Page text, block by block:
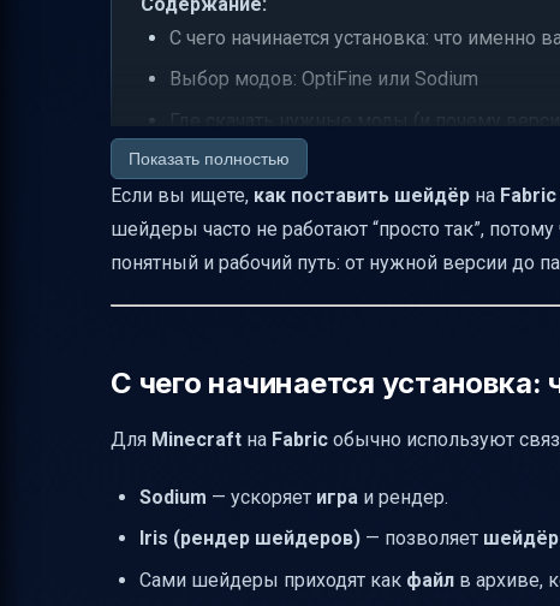
С чего начинается установка: что именно
Выбор модов: OptiFine или Sodium
Где скачать нужные моды (и почему
Папка с шейдерами: куда класть
Пошагово: установка шейдеров на Fabric
Как включить шейдер в игре
Итог
Показать полностью
Если вы ищете, как поставить шейдёр на Fabric
шейдеры часто не работают “просто так”,
понятный и рабочий путь: от нужной версии до
С чего начинается
Для Minecraft на Fabric обычно используют
Sodium — ускоряет игра и рендер.
Iris (рендер шейдеров) — позволяет шейдёр
Сами шейдеры приходят как файл в архиве,